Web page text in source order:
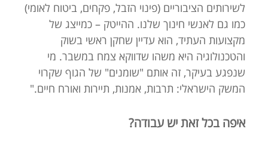
לשירותים הציבוריים (פינוי הזבל, פקחים, ביטוח לאומי)
כמו גם לאנשי חינוך שלנו. ההייטק – כמייצג של
מקצועות העתיד, הוא עדיין שחקן ראשי בשוק
והטכנולוגיה היא משהו שדווקא צמח במשבר. מי
שנפגע בעיקר, זה אותם "שומנים" של הגוף שקרוי
המשק הישראלי: תרבות, אמנות, תיירות ואורח חיים."
איפה בכל זאת יש עבודה?